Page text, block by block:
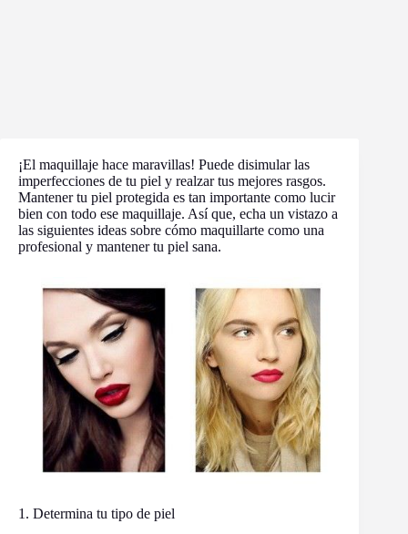
¡El maquillaje hace maravillas! Puede disimular las
imperfecciones de tu piel y realzar tus mejores rasgos.
Mantener tu piel protegida es tan importante como lucir
bien con todo ese maquillaje. Así que, echa un vistazo a
las siguientes ideas sobre cómo maquillarte como una
profesional y mantener tu piel sana.
1. Determina tu tipo de piel